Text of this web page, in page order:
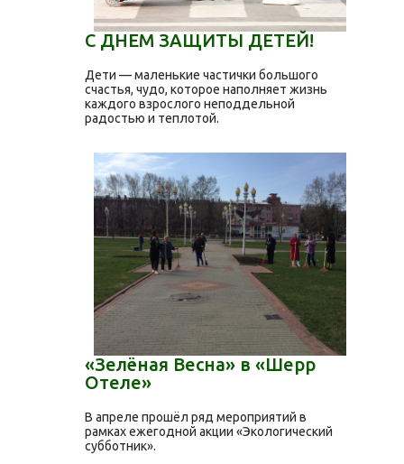
С ДНЕМ ЗАЩИТЫ ДЕТЕЙ!
Дети — маленькие частички большого
счастья, чудо, которое наполняет жизнь
каждого взрослого неподдельной
радостью и теплотой.
«Зелёная Весна» в «Шерр
Отеле»
В апреле прошёл ряд мероприятий в
рамках ежегодной акции «Экологический
субботник».